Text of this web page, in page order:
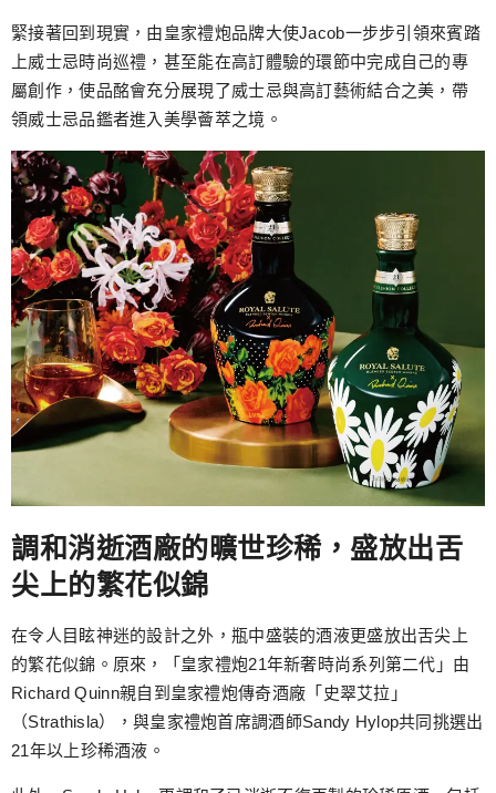
緊接著回到現實，由皇家禮炮品牌大使Jacob一步步引領來賓踏
上威士忌時尚巡禮，甚至能在高訂體驗的環節中完成自己的專
屬創作，使品酩會充分展現了威士忌與高訂藝術結合之美，帶
領威士忌品鑑者進入美學薈萃之境。
調和消逝酒廠的曠世珍稀，盛放出舌
尖上的繁花似錦
在令人目眩神迷的設計之外，瓶中盛裝的酒液更盛放出舌尖上
的繁花似錦。原來，「皇家禮炮21年新奢時尚系列第二代」由
Richard Quinn親自到皇家禮炮傳奇酒廠「史翠艾拉」
（Strathisla），與皇家禮炮首席調酒師Sandy Hylop共同挑選出
21年以上珍稀酒液。